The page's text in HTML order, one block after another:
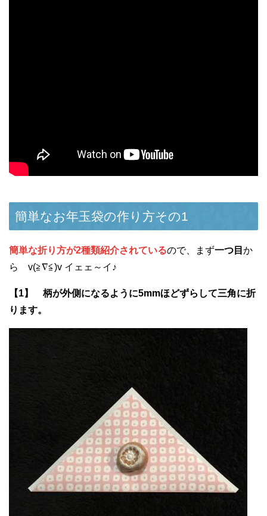
簡単なお年玉袋の作り方その1
簡単な折り方が2種類紹介されているので、まず一つ目 か
ら v(≧∇≦)v イェェ～イ♪
【1】 柄が外側になるように5mmほどずらして三角に折
ります。